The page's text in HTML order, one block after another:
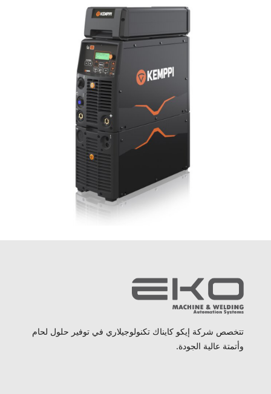
تتخصص شركة إيكو كايناك تكنولوجيلاري في توفير حلول لحام
وأتمتة عالية الجودة.